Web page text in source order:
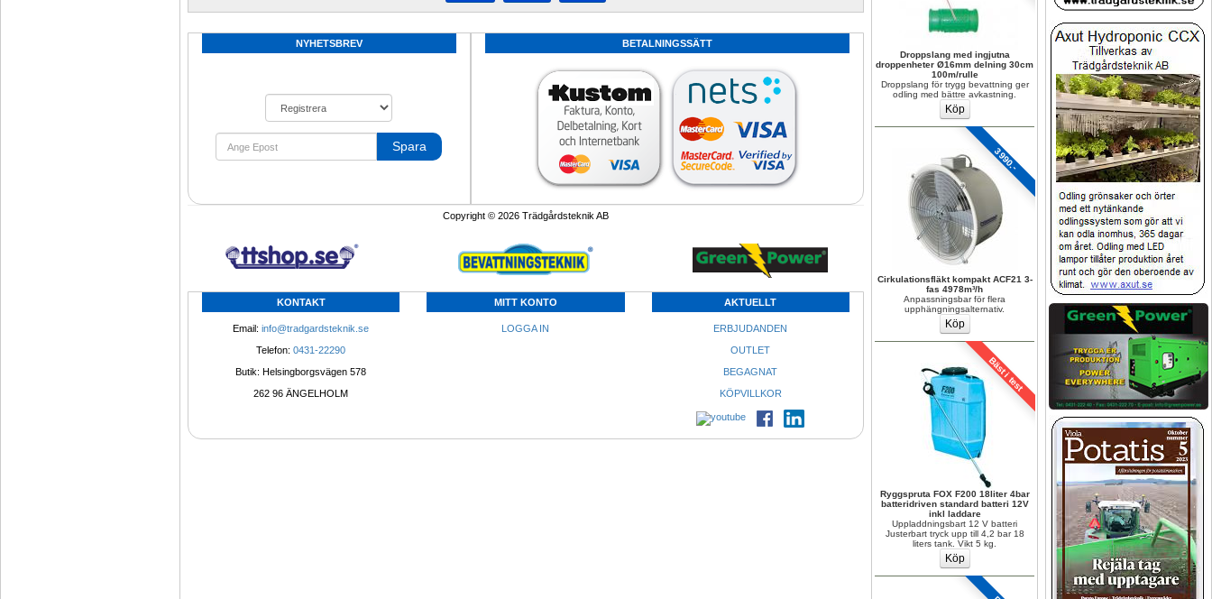
Droppslang med ingjutna
droppenheter Ø16mm delning 30cm
100m/rulle
Droppslang för trygg bevattning ger
odling med bättre avkastning.
3990.-
Cirkulationsfläkt kompakt ACF21 3-
fas 4978m³/h
Anpassningsbar för flera
upphängningsalternativ.
Bäst i test
Ryggspruta FOX F200 18liter 4bar
batteridriven standard batteri 12V
inkl laddare
Uppladdningsbart 12 V batteri
Justerbart tryck upp till 4,2 bar 18
liters tank. Vikt 5 kg.
NYHETSBREV
Spara
BETALNINGSSÄTT
Copyright © 2026 Trädgårdsteknik AB
KONTAKT
Email: info@tradgardsteknik.se
Telefon: 0431-22290
Butik: Helsingborgsvägen 578
262 96 ÄNGELHOLM
MITT KONTO
LOGGA IN
AKTUELLT
ERBJUDANDEN
OUTLET
BEGAGNAT
KÖPVILLKOR